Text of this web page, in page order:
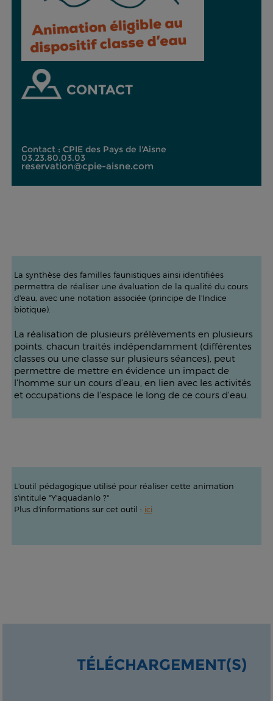
CONTACT
Contact : CPIE des Pays de l'Aisne
03.23.80.03.03
reservation@cpie-aisne.com
La synthèse des familles faunistiques ainsi identifiées
permettra de réaliser une évaluation de la qualité du cours
d'eau, avec une notation associée (principe de l'Indice
biotique).
La réalisation de plusieurs prélèvements en plusieurs
points, chacun traités indépendamment (différentes
classes ou une classe sur plusieurs séances), peut
permettre de mettre en évidence un impact de
l'homme sur un cours d'eau, en lien avec les activités
et occupations de l'espace le long de ce cours d'eau.
L'outil pédagogique utilisé pour réaliser cette animation
s'intitule "Y'aquadanlo ?"
Plus d'informations sur cet outil : ici
TÉLÉCHARGEMENT(S)